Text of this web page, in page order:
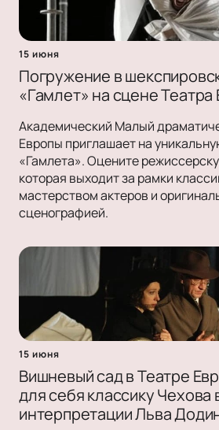
15 июня
Погружение в
«Гамлет» на сцене Театра
Академический Малый
Европы приглашает на
«Гамлета». Оцените
которая выходит за рамки
мастерством актеров и
сценографией.
15 июня
Вишневый сад в Театре
для себя классику Чехова
интерпретации Льва